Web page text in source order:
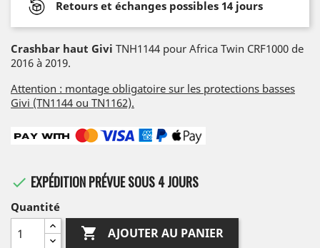
Retours et échanges possibles 14 jours
Crashbar haut Givi TNH1144 pour Africa Twin CRF1000 de
2016 à 2019.
Attention : montage obligatoire sur les protections basses
Givi (TN1144 ou TN1162).
 EXPÉDITION PRÉVUE SOUS 4 JOURS
Quantité
 AJOUTER AU PANIER